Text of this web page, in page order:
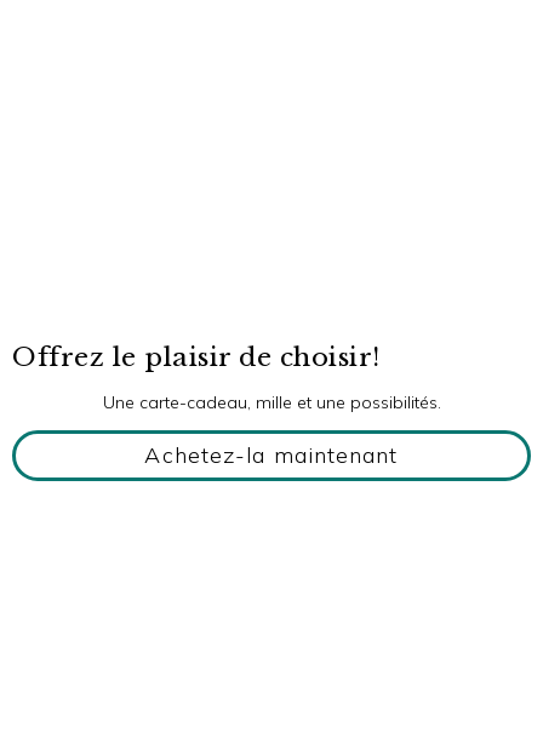
Offrez le plaisir de choisir!
Une carte-cadeau, mille et une possibilités.
Achetez-la maintenant